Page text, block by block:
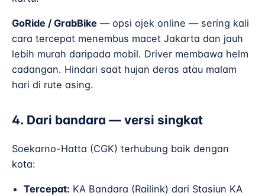
GoRide / GrabBike — opsi ojek online — sering kali
cara tercepat menembus macet Jakarta dan jauh
lebih murah daripada mobil. Driver membawa helm
cadangan. Hindari saat hujan deras atau malam
hari di rute asing.
4. Dari bandara — versi singkat
Soekarno-Hatta (CGK) terhubung baik dengan
kota:
Tercepat: KA Bandara (Railink) dari Stasiun KA